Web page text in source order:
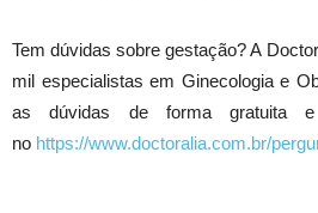
Tem dúvidas sobre gestação? A
mil especialistas em Ginecologia e
as dúvidas de forma gratuita e
no https://www.doctoralia.com.br/